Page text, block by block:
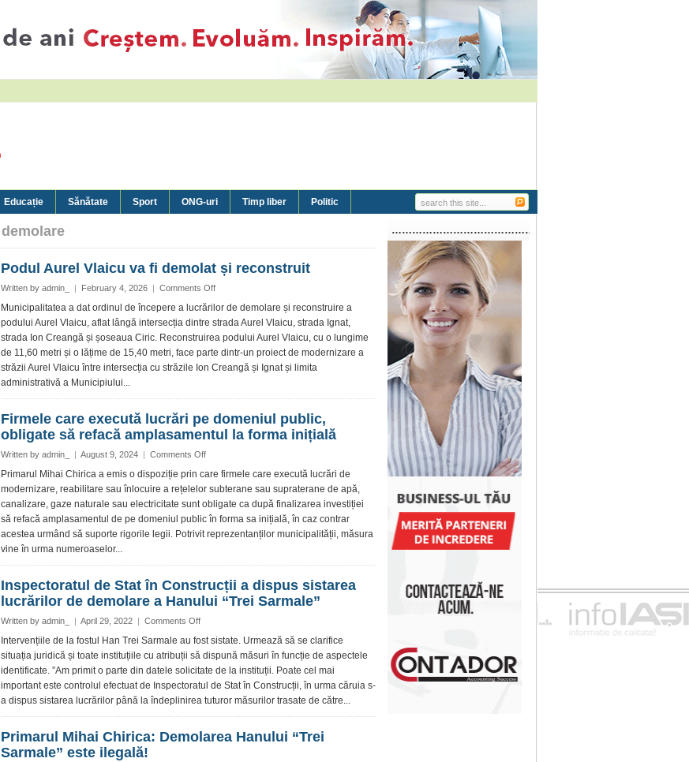
Educație Sănătate Sport ONG-uri Timp liber Politic
demolare
Podul Aurel Vlaicu va fi demolat și reconstruit
Written by admin_ | February 4, 2026 | Comments Offon
Aurel
Vlaicu
va
fi
demolat
Municipalitatea a dat ordinul de începere a lucrărilor de demolare și reconstruire a
podului Aurel Vlaicu, aflat lângă intersecția dintre strada Aurel Vlaicu, strada Ignat,
strada Ion Creangă și șoseaua Ciric. Reconstruirea podului Aurel Vlaicu, cu o lungime
de 11,60 metri și o lățime de 15,40 metri, face parte dintr-un proiect de modernizare a
străzii Aurel Vlaicu între intersecția cu străzile Ion Creangă și Ignat și limita
administrativă a Municipiului...
Firmele care execută lucrări pe domeniul public,
obligate să refacă amplasamentul la forma inițială
Written by admin_ | August 9, 2024 | Comments Offon
care
execută
lucrări
pe
domeniul
refacă
amplasamentul
inițială
Primarul Mihai Chirica a emis o dispoziție prin care firmele care execută lucrări de
modernizare, reabilitare sau înlocuire a rețelelor subterane sau supraterane de apă,
canalizare, gaze naturale sau electricitate sunt obligate ca după finalizarea investiției
să refacă amplasamentul de pe domeniul public în forma sa inițială, în caz contrar
acestea urmând să suporte rigorile legii. Potrivit reprezentanților municipalității, măsura
vine în urma numeroaselor...
Inspectoratul de Stat în Construcții a dispus sistarea
lucrărilor de demolare a Hanului “Trei Sarmale”
Written by admin_ | April 29, 2022 | Comments Offon
de
Stat
în
Construcții
a
lucrărilor
Intervențiile de la fostul Han Trei Sarmale au fost sistate. Urmează să se clarifice
situația juridică și toate instituțiile cu atribuții să dispună măsuri în funcție de aspectele
identificate. ”Am primit o parte din datele solicitate de la instituții. Poate cel mai
important este controlul efectuat de Inspectoratul de Stat în Construcții, în urma căruia s-
a dispus sistarea lucrărilor până la îndeplinirea tuturor măsurilor trasate de către...
Primarul Mihai Chirica: Demolarea Hanului “Trei
Sarmale” este ilegală!
…………………………………………………..